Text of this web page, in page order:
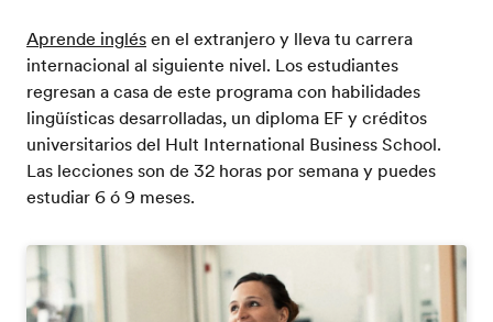
Aprende inglésen el extranjero y lleva tu carrera
internacional al siguiente nivel. Los estudiantes
regresan a casa de este programa con habilidades
lingüísticas desarrolladas, un diploma EF y créditos
universitarios del Hult International Business School.
Las lecciones son de 32 horas por semana y puedes
estudiar 6 ó 9 meses.